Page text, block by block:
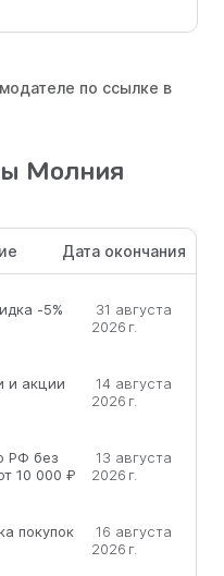
по ссылке в
Молния
Дата окончания
-5%
31 августа
2026 г.
и акции
14 августа
2026 г.
РФ без
10 000 ₽
13 августа
2026 г.
покупок
16 августа
2026 г.